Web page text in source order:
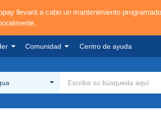
llevará a cabo un mantenimiento programado
Comunidad Centro de ayuda